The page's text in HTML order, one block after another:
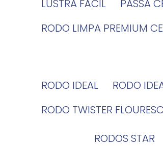
LUSTRA FÁCIL
PASSA
RODO LIMPA PREMIUM
RODO IDEAL
RODO
RODO TWISTER
RODOS STAR